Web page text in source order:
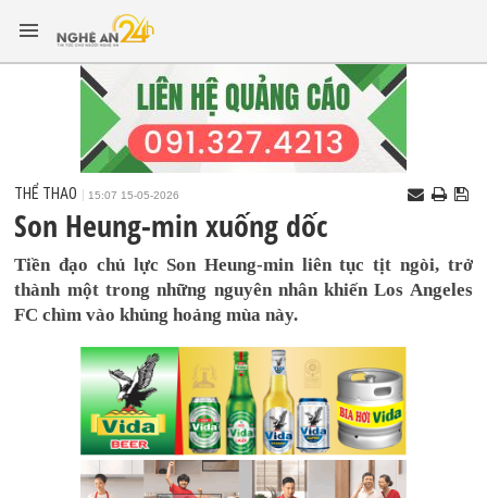
THỂ THAO 15:07 15-05-2026
Son Heung-min xuống dốc
Tiền đạo chủ lực Son Heung-min liên tục tịt ngòi, trở
thành một trong những nguyên nhân khiến Los Angeles
FC chìm vào khủng hoảng mùa này.